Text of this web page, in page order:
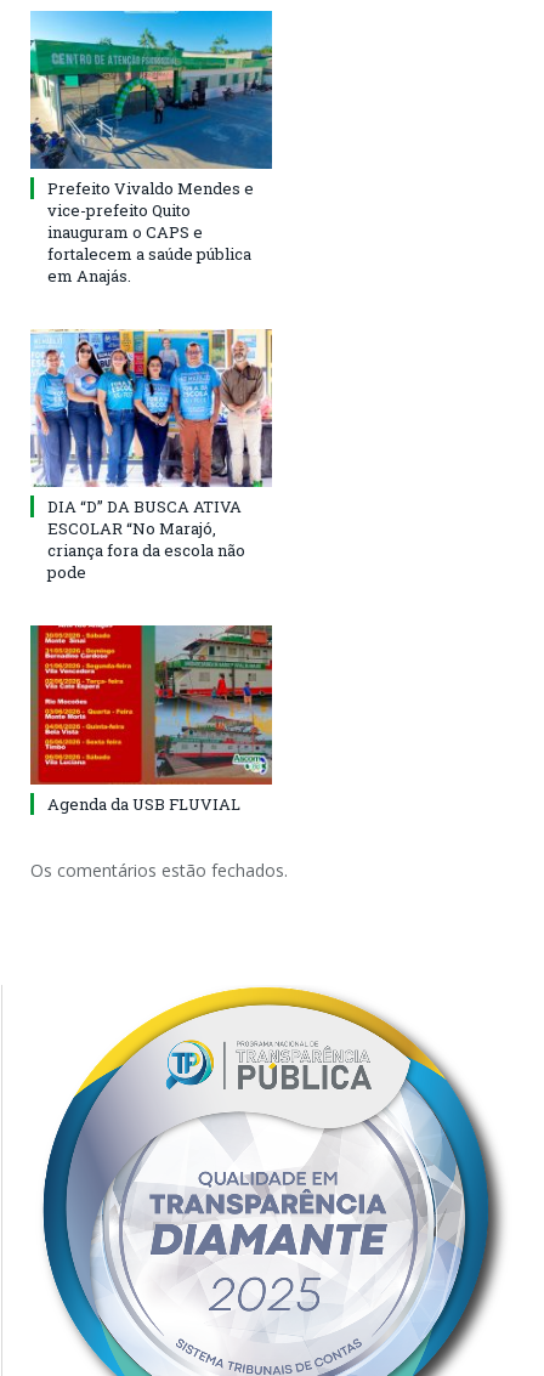
Prefeito Vivaldo Mendes e
vice-prefeito Quito
inauguram o CAPS e
fortalecem a saúde pública
em Anajás.
DIA “D” DA BUSCA ATIVA
ESCOLAR “No Marajó,
criança fora da escola não
pode
Agenda da USB FLUVIAL
Os comentários estão fechados.